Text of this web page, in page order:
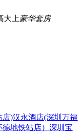
上 豪华套房
了～
店)汉永酒店(深圳万福
地铁站店） 深圳宝